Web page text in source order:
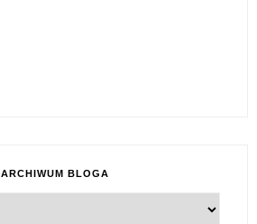
ARCHIWUM BLOGA